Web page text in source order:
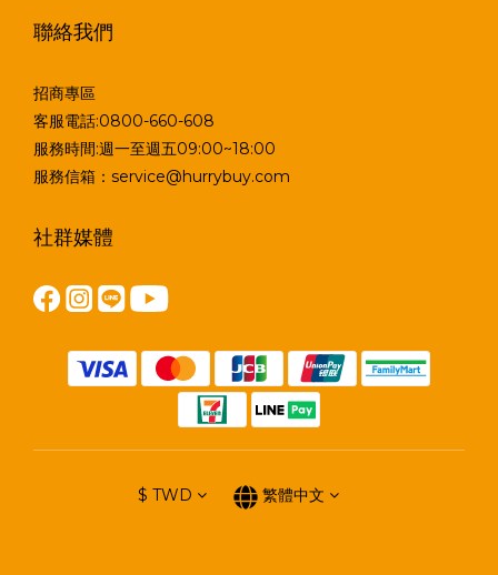
聯絡我們
招商專區
客服電話:0800-660-608
服務時間:週一至週五09:00~18:00
服務信箱：service@hurrybuy.com
社群媒體
$ TWD 繁體中文